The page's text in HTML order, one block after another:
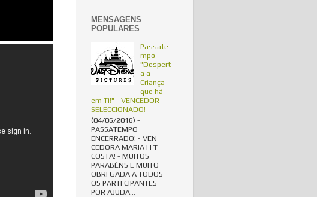
MENSAGENS
POPULARES
Passate
mpo -
"Despert
a a
Criança
que há
em Ti!" - VENCEDOR
SELECCIONADO!
(04/06/2016) -
PASSATEMPO
ENCERRADO! - VEN
CEDORA MARIA H T
COSTA! - MUITOS
PARABÉNS E MUITO
OBRI GADA A TODOS
OS PARTI CIPANTES
POR AJUDA...